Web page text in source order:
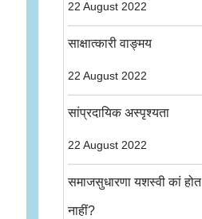
22 August 2022
साक्षात्कारी वाङ्मय
22 August 2022
सांप्रदायिक अस्पृश्यता
22 August 2022
समाजसुधारणा यशस्वी कां होत
नाहीं?